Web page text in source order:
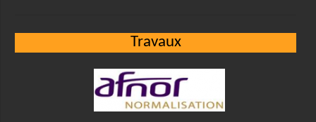
Travaux